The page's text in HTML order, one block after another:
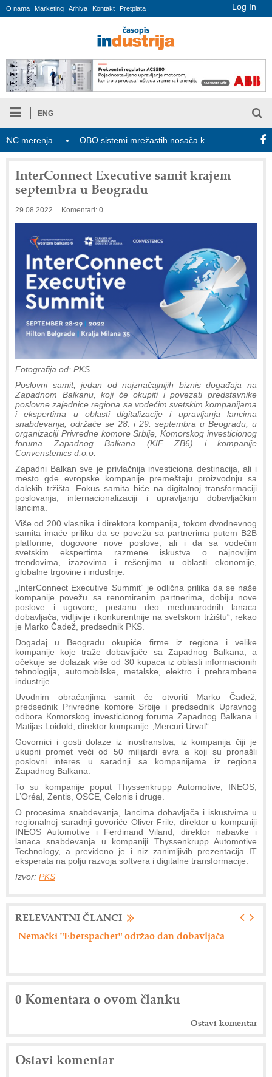
Log In
O nama Marketing Arhiva Kontakt Pretplata
ENG
OBO sistemi mrežastih nosača kablova Novi
InterConnect Executive samit krajem
septembra u Beogradu
29.08.2022 Komentari: 0
Fotografija od: PKS
Poslovni samit, jedan od najznačajnijih biznis događaja na
Zapadnom Balkanu, koji će okupiti i povezati predstavnike
poslovne zajednice regiona sa vodećim svetskim kompanijama
i ekspertima u oblasti digitalizacije i upravljanja lancima
snabdevanja, održaće se 28. i 29. septembra u Beogradu, u
organizaciji Privredne komore Srbije, Komorskog investicionog
foruma Zapadnog Balkana (KIF ZB6) i kompanije
Convenstenics d.o.o.
Zapadni Balkan sve je privlačnija investiciona destinacija, ali i
mesto gde evropske kompanije premeštaju proizvodnju sa
dalekih tržišta. Fokus samita biće na digitalnoj transformaciji
poslovanja, internacionalizaciji i upravljanju dobavljačkim
lancima.
Više od 200 vlasnika i direktora kompanija, tokom dvodnevnog
samita imaće priliku da se povežu sa partnerima putem B2B
platforme, dogovore nove poslove, ali i da sa vodećim
svetskim ekspertima razmene iskustva o najnovijim
trendovima, izazovima i rešenjima u oblasti ekonomije,
globalne trgovine i industrije.
„InterConnect Executive Summit“ je odlična prilika da se naše
kompanije povežu sa renomiranim partnerima, dobiju nove
poslove i ugovore, postanu deo međunarodnih lanaca
dobavljača, vidljivije i konkurentnije na svetskom tržištu“, rekao
je Marko Čadež, predsednik PKS.
Događaj u Beogradu okupiće firme iz regiona i velike
kompanije koje traže dobavljače sa Zapadnog Balkana, a
očekuje se dolazak više od 30 kupaca iz oblasti informacionih
tehnologija, automobilske, metalske, elektro i prehrambene
industrije.
Uvodnim obraćanjima samit će otvoriti Marko Čadež,
predsednik Privredne komore Srbije i predsednik Upravnog
odbora Komorskog investicionog foruma Zapadnog Balkana i
Matijas Loidold, direktor kompanije „Mercuri Urval“.
Govornici i gosti dolaze iz inostranstva, iz kompanija čiji je
ukupni promet veći od 50 milijardi evra a koji su pronašli
poslovni interes u saradnji sa kompanijama iz regiona
Zapadnog Balkana.
To su kompanije poput Thyssenkrupp Automotive, INEOS,
L’Oréal, Zentis, OSCE, Celonis i druge.
O procesima snabdevanja, lancima dobavljača i iskustvima u
regionalnoj saradnji govoriće Oliver Frile, direktor u kompaniji
INEOS Automotive i Ferdinand Viland, direktor nabavke i
lanaca snabdevanja u kompaniji Thyssenkrupp Automotive
Technology, a previđeno je i niz zanimljivih prezentacija IT
eksperata na polju razvoja softvera i digitalne transformacije.
Izvor: PKS
RELEVANTNI ČLANCI
Axiom Tech d.o.o. - Siemensova rešenja
0 Komentara o ovom članku
Ostavi komentar
Ostavi komentar